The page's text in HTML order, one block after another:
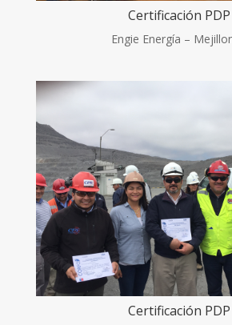
Certificación PDP
Engie Energía –
Certificación PDP